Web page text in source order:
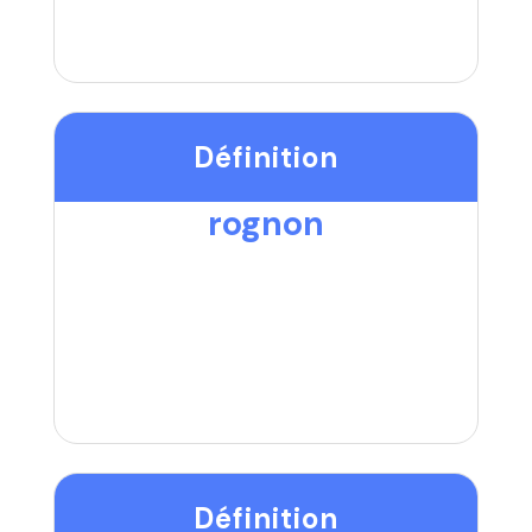
Définition
rognon
Définition